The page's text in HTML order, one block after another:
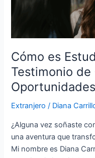
Cómo es
Testimonio
Extranjero / Diana
¿Alguna vez soñaste
una aventura que
Mi nombre es Diana
Londres:
Testimonio
de
Crecimiento
y
Oportunidades.